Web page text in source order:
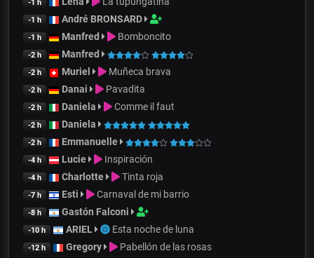
-1 h
-1 h André BRONSARD
-1 h Manfred Bomboncito
-2 h Manfred
-2 h Muriel Muñeca brava
-2 h Danai Pavadita
-2 h Daniela Comme il faut
-2 h Daniela
-2 h Emmanuelle
-4 h Lucie Inspiración
-4 h Charlotte Tinta roja
-7 h Esti Carnaval de mi barrio
-8 h Gastón Falconi
-10 h ARIEL Esta noche de luna
-12 h Gregory Pabellón de las rosas